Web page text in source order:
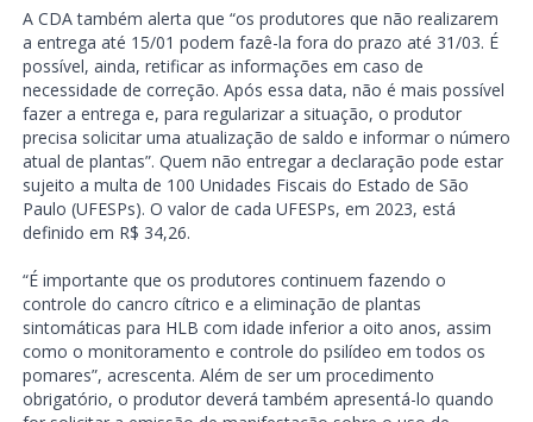
A CDA também alerta que “os produtores que não realizarem
a entrega até 15/01 podem fazê-la fora do prazo até 31/03. É
possível, ainda, retificar as informações em caso de
necessidade de correção. Após essa data, não é mais possível
fazer a entrega e, para regularizar a situação, o produtor
precisa solicitar uma atualização de saldo e informar o número
atual de plantas”. Quem não entregar a declaração pode estar
sujeito a multa de 100 Unidades Fiscais do Estado de São
Paulo (UFESPs). O valor de cada UFESPs, em 2023, está
definido em R$ 34,26.
“É importante que os produtores continuem fazendo o
controle do cancro cítrico e a eliminação de plantas
sintomáticas para HLB com idade inferior a oito anos, assim
como o monitoramento e controle do psilídeo em todos os
pomares”, acrescenta. Além de ser um procedimento
obrigatório, o produtor deverá também apresentá-lo quando